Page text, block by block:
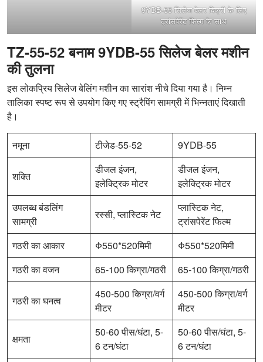
9YDB-55 सिलेज बेलर बिक्री के लिए
ट्रांसपेरेंट फिल्म के साथ
TZ-55-52 बनाम 9YDB-55 सिलेज बेलर मशीन
की तुलना
इस लोकप्रिय सिलेज बेलिंग मशीन का सारांश नीचे दिया गया है। निम्न
तालिका स्पष्ट रूप से उपयोग किए गए स्ट्रैपिंग सामग्री में भिन्नताएं दिखाती
है।
नमूना टीजेड-55-52 9YDB-55
शक्ति
डीजल इंजन,
इलेक्ट्रिक मोटर
डीजल इंजन,
इलेक्ट्रिक मोटर
उपलब्ध बंडलिंग
सामग्री
रस्सी, प्लास्टिक नेट
प्लास्टिक नेट,
ट्रांसपेरेंट फिल्म
गठरी का आकार
Φ550*520मिमी
Φ550*520मिमी
गठरी का वजन
65-100 किग्रा/गठरी 65-100 किग्रा/गठरी
गठरी का घनत्व
450-500 किग्रा/वर्ग
मीटर
450-500 किग्रा/वर्ग
मीटर
क्षमता
50-60 पीस/घंटा, 5-
6 टन/घंटा
50-60 पीस/घंटा, 5-
6 टन/घंटा